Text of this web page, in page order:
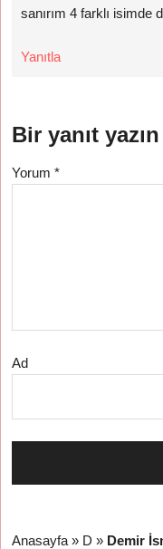
sanırım 4 farklı isimde
Yanıtla
Bir yanıt yazın
Yorum*
Ad
Anasayfa » D » Demir